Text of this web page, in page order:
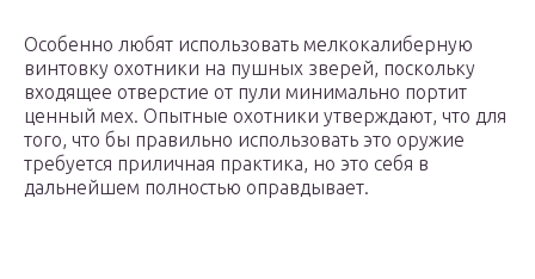
Особенно любят использовать мелкокалиберную
винтовку охотники на пушных зверей, поскольку
входящее отверстие от пули минимально портит
ценный мех. Опытные охотники утверждают, что для
того, что бы правильно использовать это оружие
требуется приличная практика, но это себя в
дальнейшем полностью оправдывает.